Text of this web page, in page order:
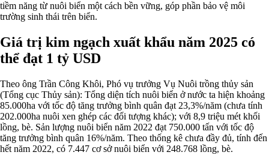
tiềm năng từ nuôi biển một cách bền vững, góp phần bảo vệ môi
trường sinh thái trên biển.
Giá trị kim ngạch xuất khẩu năm 2025 có
thể đạt 1 tỷ USD
Theo ông Trần Công Khôi, Phó vụ trưởng Vụ Nuôi trồng thủy sản
(Tổng cục Thủy sản): Tổng diện tích nuôi biển ở nước ta hiện khoảng
85.000ha với tốc độ tăng trưởng bình quân đạt 23,3%/năm (chưa tính
202.000ha nuôi xen ghép các đối tượng khác); với 8,9 triệu mét khối
lồng, bè. Sản lượng nuôi biển năm 2022 đạt 750.000 tấn với tốc độ
tăng trưởng bình quân 16%/năm. Theo thống kê chưa đầy đủ, tính đến
hết năm 2022, có 7.447 cơ sở nuôi biển với 248.768 lồng, bè.